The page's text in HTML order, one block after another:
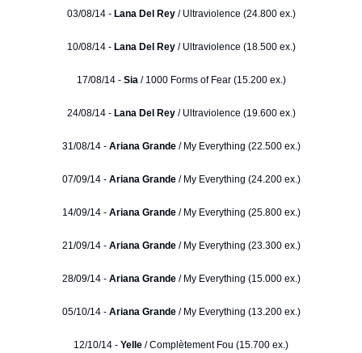
03/08/14 - Lana Del Rey / Ultraviolence (24.800 ex.)
10/08/14 - Lana Del Rey/ Ultraviolence (18.500 ex.)
17/08/14 - Sia / 1000 Forms of Fear (15.200 ex.)
24/08/14 -Lana Del Rey/ Ultraviolence (19.600 ex.)
31/08/14 - Ariana Grande/ My Everything (22.500 ex.)
07/09/14 - Ariana Grande/ My Everything (24.200 ex.)
14/09/14 - Ariana Grande/ My Everything (25.800 ex.)
21/09/14 - Ariana Grande/ My Everything (23.300 ex.)
28/09/14 - Ariana Grande/ My Everything (15.000 ex.)
05/10/14 -Ariana Grande/ My Everything (13.200 ex.)
12/10/14 - Yelle / Complètement Fou (15.700 ex.)